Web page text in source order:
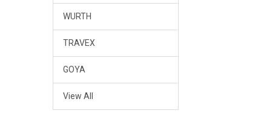
WURTH
TRAVEX
GOYA
View All